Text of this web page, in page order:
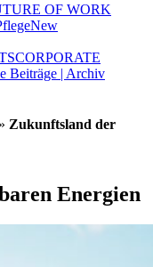
OF WORK
New
CORPORATE
Beiträge | Archiv
» Zukunftsland der
Energien